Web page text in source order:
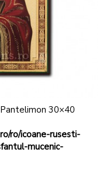
30×40
ro/icoane-rusesti-
mucenic-